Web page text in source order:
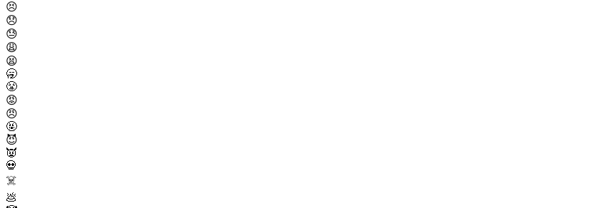
😣
😞
😓
😩
😫
🥱
😤
😡
😠
🤬
😈
👿
💀
☠️
💩